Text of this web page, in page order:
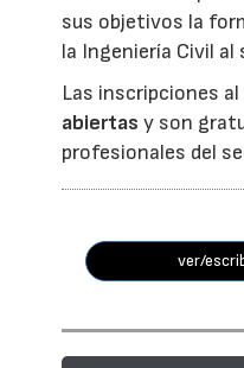
sus objetivos la
la Ingeniería Civil al
Las inscripciones
abiertas y son
profesionales del
ver/